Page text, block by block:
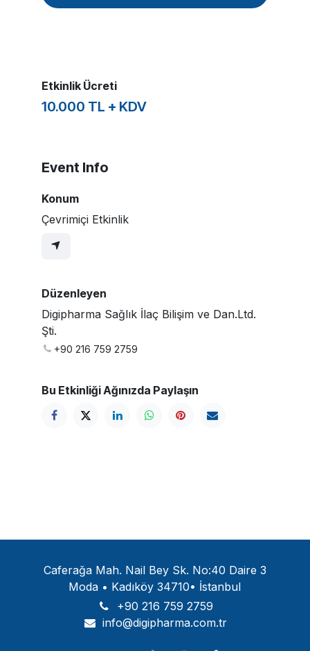
Etkinlik Ücreti
10.000 TL + KDV
Event Info
Konum
Çevrimiçi Etkinlik
Düzenleyen
Digipharma Sağlık İlaç Bilişim ve Dan.Ltd.
Şti.
+90 216 759 2759
Bu Etkinliği Ağınızda Paylaşın
Caferağa Mah. Nail Bey Sk. No:40 Daire 3
Moda • Kadıköy 34710• İstanbul
+90 216 759 2759
info@digipharma.com.tr